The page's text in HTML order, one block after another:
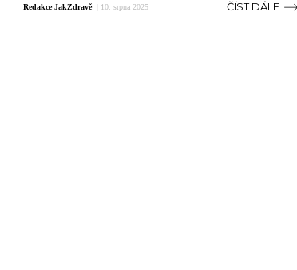
Redakce JakZdravě 10. srpna 2025 ČÍST DÁLE